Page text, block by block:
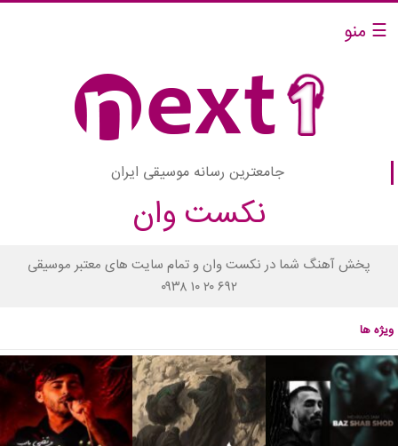
☰ منو
جامعترین رسانه موسیقی ایران
نکست وان
پخش آهنگ شما در نکست وان و تمام سایت های معتبر موسیقی
۰۹۳۸ ۱۰ ۲۰ ۶۹۲
ویژه ها